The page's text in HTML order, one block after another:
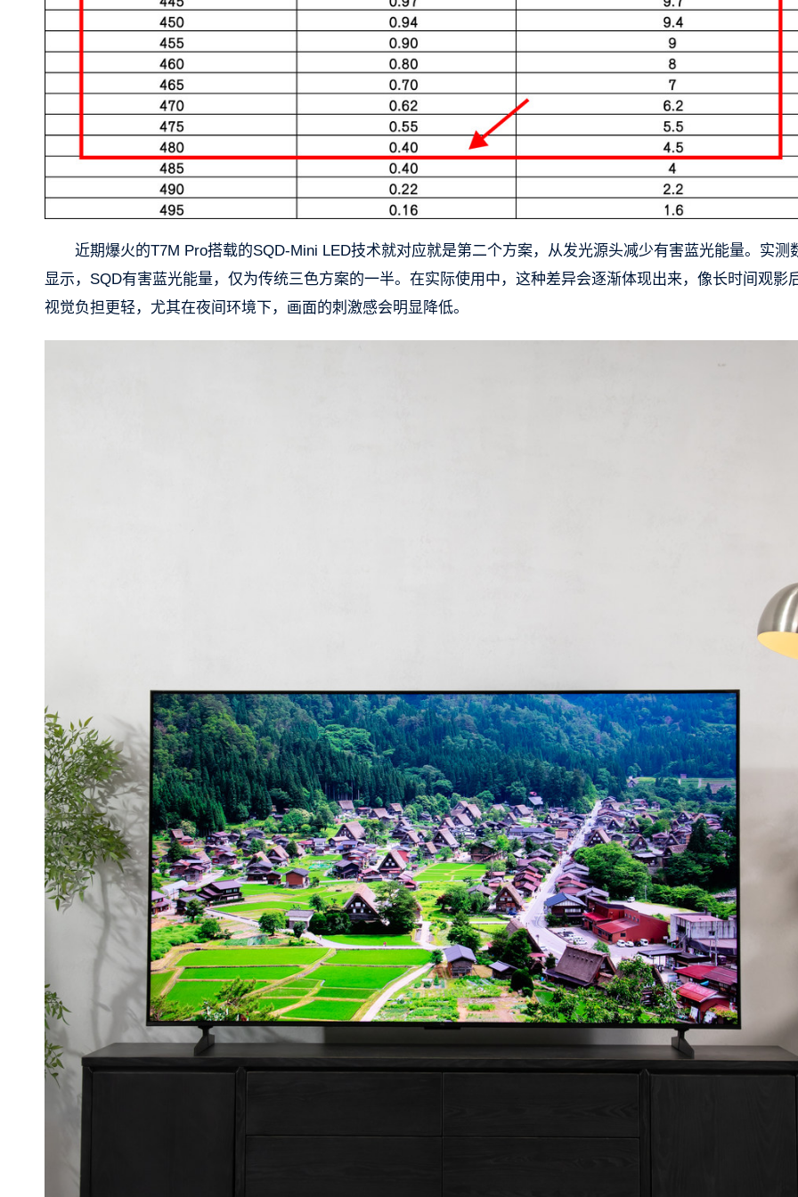
近期爆火的T7M Pro搭载的SQD-Mini LED技术就对应就是第二个方案，从发光源头减少有害蓝光能量。实测
显示，SQD有害蓝光能量，仅为传统三色方案的一半。在实际使用中，这种差异会逐渐体现出来，像长时间观影
视觉负担更轻，尤其在夜间环境下，画面的刺激感会明显降低。